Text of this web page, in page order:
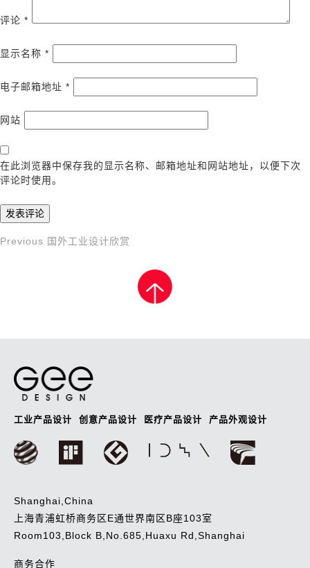
评论 *
显示名称 *
电子邮箱地址 *
网站
在此浏览器中保存我的显示名称、邮箱地址和网站地址，以便下次
评论时使用。
文
Previous
Previous 国外工业设计欣赏
工业产品设计 创意产品设计 医疗产品设计 产品外观设计
Shanghai,China
上海青浦虹桥商务区E通世界南区B座103室
Room103,Block B,No.685,Huaxu Rd,Shanghai
商务合作